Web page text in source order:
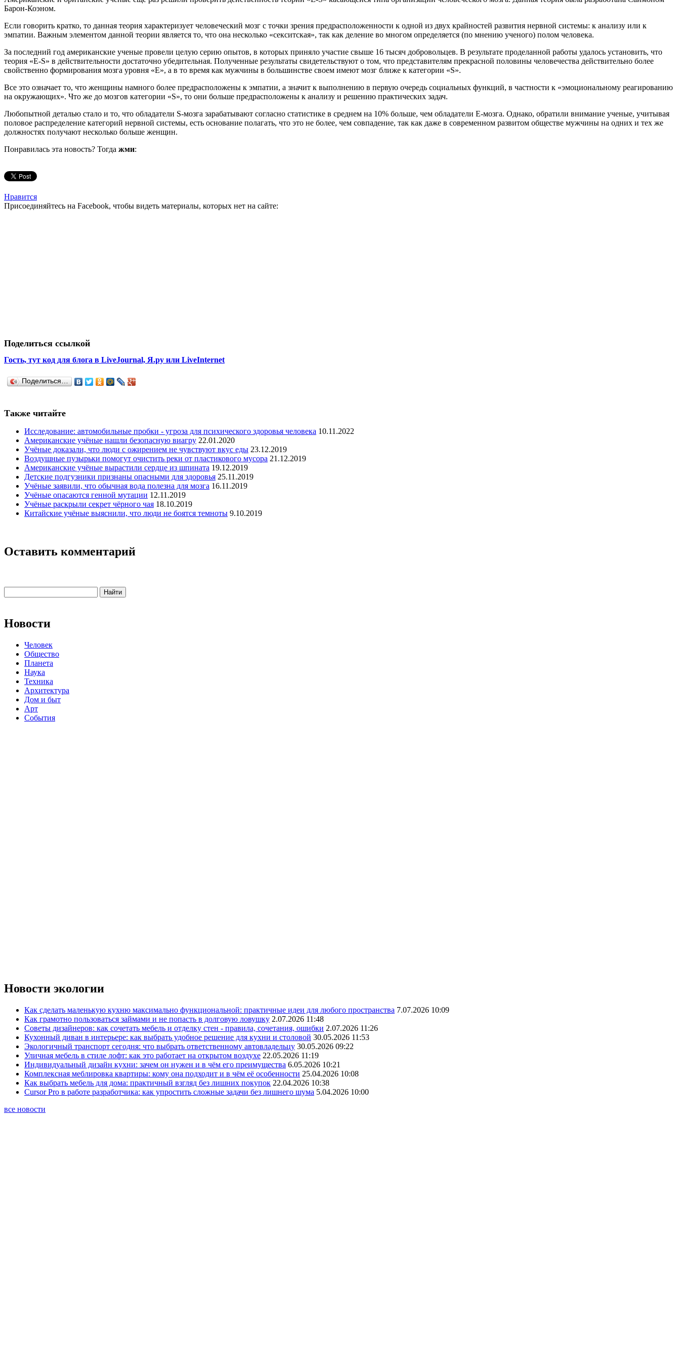
Барон-Коэном.
Если говорить кратко, то данная теория характеризует человеческий мозг с точки зрения предрасположенности к одной из двух крайностей развития нервной системы: к анализу или к
эмпатии. Важным элементом данной теории является то, что она несколько «секситская», так как деление во многом определяется (по мнению ученого) полом человека.
За последний год американские ученые провели целую серию опытов, в которых приняло участие свыше 16 тысяч добровольцев. В результате проделанной работы удалось установить, что
теория «E-S» в действительности достаточно убедительная. Полученные результаты свидетельствуют о том, что представителям прекрасной половины человечества действительно более
свойственно формирования мозга уровня «E», а в то время как мужчины в большинстве своем имеют мозг ближе к категории «S».
Все это означает то, что женщины намного более предрасположены к эмпатии, а значит к выполнению в первую очередь социальных функций, в частности к «эмоциональному реагированию
на окружающих». Что же до мозгов категории «S», то они больше предрасположены к анализу и решению практических задач.
Любопытной деталью стало и то, что обладатели S-мозга зарабатывают согласно статистике в среднем на 10% больше, чем обладатели E-мозга. Однако, обратили внимание ученые, учитывая
половое распределение категорий нервной системы, есть основание полагать, что это не более, чем совпадение, так как даже в современном развитом обществе мужчины на одних и тех же
должностях получают несколько больше женщин.
Понравилась эта новость? Тогда жми:
Нравится
Присоединяйтесь на Facebook, чтобы видеть материалы, которых нет на сайте:
Поделиться ссылкой
Гость, тут код для блога в LiveJournal, Я.ру или LiveInternet
Поделиться…
Также читайте
Исследование: автомобильные пробки - угроза для психического здоровья человека 10.11.2022
Американские учёные нашли безопасную виагру 22.01.2020
Учёные доказали, что люди с ожирением не чувствуют вкус еды 23.12.2019
Воздушные пузырьки помогут очистить реки от пластикового мусора 21.12.2019
Американские учёные вырастили сердце из шпината 19.12.2019
Детские подгузники признаны опасными для здоровья 25.11.2019
Учёные заявили, что обычная вода полезна для мозга 16.11.2019
Учёные опасаются генной мутации 12.11.2019
Учёные раскрыли секрет чёрного чая 18.10.2019
Китайские учёные выяснили, что люди не боятся темноты 9.10.2019
Оставить комментарий
Новости
Человек
Общество
Планета
Наука
Техника
Архитектура
Дом и быт
Арт
События
Новости экологии
Как сделать маленькую кухню максимально функциональной: практичные идеи для любого пространства 7.07.2026 10:09
Как грамотно пользоваться займами и не попасть в долговую ловушку 2.07.2026 11:48
Советы дизайнеров: как сочетать мебель и отделку стен - правила, сочетания, ошибки 2.07.2026 11:26
Кухонный диван в интерьере: как выбрать удобное решение для кухни и столовой 30.05.2026 11:53
Экологичный транспорт сегодня: что выбрать ответственному автовладельцу 30.05.2026 09:22
Уличная мебель в стиле лофт: как это работает на открытом воздухе 22.05.2026 11:19
Индивидуальный дизайн кухни: зачем он нужен и в чём его преимущества 6.05.2026 10:21
Комплексная меблировка квартиры: кому она подходит и в чём её особенности 25.04.2026 10:08
Как выбрать мебель для дома: практичный взгляд без лишних покупок 22.04.2026 10:38
Cursor Pro в работе разработчика: как упростить сложные задачи без лишнего шума 5.04.2026 10:00
все новости